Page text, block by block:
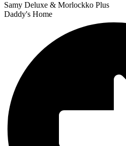
Samy Deluxe & Morlockko Plus
Daddy's Home